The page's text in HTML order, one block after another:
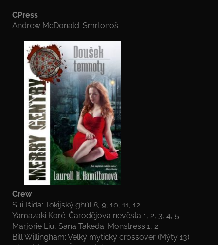
CPress
Andrew McDonald: Smrtonoš
Crew
Sui Išida: Tokijský ghúl 8, 9, 10, 11, 12
Yamazaki Koré: Čarodějova nevěsta 1, 2, 3, 4, 5
Marjorie Liu, Sana Takeda: Monstress 1, 2
Bill Willingham: Velký mytický crossover (Mýty 13)